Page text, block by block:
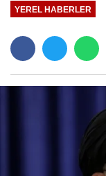
YEREL HABERLER